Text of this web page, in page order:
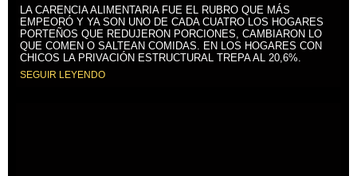
LA CARENCIA ALIMENTARIA FUE EL RUBRO QUE MÁS
EMPEORÓ Y YA SON UNO DE CADA CUATRO LOS HOGARES
PORTEÑOS QUE REDUJERON PORCIONES, CAMBIARON LO
QUE COMEN O SALTEAN COMIDAS. EN LOS HOGARES CON
CHICOS LA PRIVACIÓN ESTRUCTURAL TREPA AL 20,6%.
SEGUIR LEYENDO